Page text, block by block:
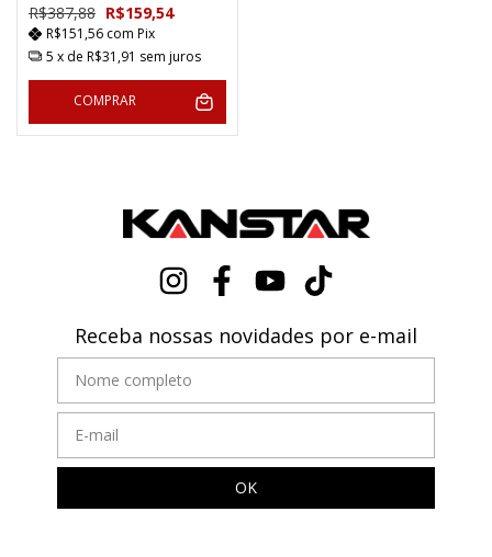
R$387,88 R$159,54
R$151,56 com Pix
5 x de R$31,91 sem juros
COMPRAR
Receba nossas novidades por e-mail